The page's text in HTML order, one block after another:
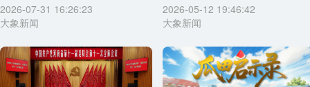
2026-07-31 16:26:23
大象新闻
2026-05-12 19:46:42
大象新闻